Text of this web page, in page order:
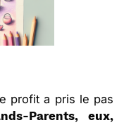
profit a pris le pas
Parents, eux,